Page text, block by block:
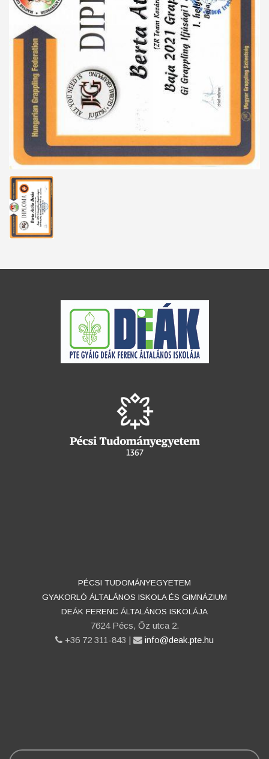
PÉCSI TUDOMÁNYEGYETEM
GYAKORLÓ ÁLTALÁNOS ISKOLA ÉS GIMNÁZIUM
DEÁK FERENC ÁLTALÁNOS ISKOLÁJA
7624 Pécs, Őz utca 2.
phone
+36 72 311-843 | email
info@deak.pte.hu
Keresés